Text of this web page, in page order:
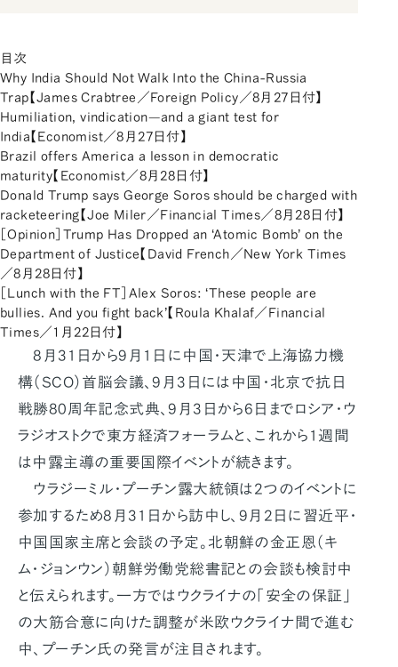
目次
Why India Should Not Walk Into the China-Russia
Trap【James Crabtree／Foreign Policy／8月27日付】
Humiliation, vindication—and a giant test for
India【Economist／8月27日付】
Brazil offers America a lesson in democratic
maturity【Economist／8月28日付】
Donald Trump says George Soros should be charged with
racketeering【Joe Miler／Financial Times／8月28日付】
［Opinion］Trump Has Dropped an ‘Atomic Bomb’ on the
Department of Justice【David French／New York Times
／8月28日付】
［Lunch with the FT］Alex Soros: ‘These people are
bullies. And you fight back’【Roula Khalaf／Financial
Times／1月22日付】
8月31日から9月1日に中国・天津で上海協力機
構（SCO）首脳会議、9月3日には中国・北京で抗日
戦勝80周年記念式典、9月3日から6日までロシア・ウ
ラジオストクで東方経済フォーラムと、これから1週間
は中露主導の重要国際イベントが続きます。
ウラジーミル・プーチン露大統領は2つのイベントに
参加するため8月31日から訪中し、9月2日に習近平・
中国国家主席と会談の予定。北朝鮮の金正恩（キ
ム・ジョンウン）朝鮮労働党総書記との会談も検討中
と伝えられます。一方ではウクライナの「安全の保証」
の大筋合意に向けた調整が米欧ウクライナ間で進む
中、プーチン氏の発言が注目されます。